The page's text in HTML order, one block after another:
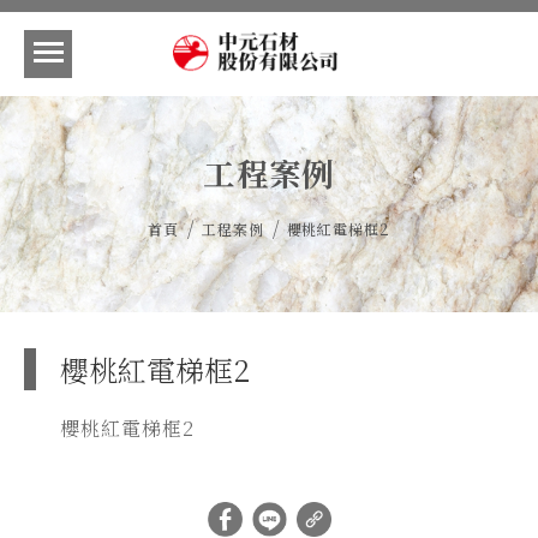
工程案例
首頁 / 工程案例 / 櫻桃紅電梯框2
櫻桃紅電梯框2
櫻桃紅電梯框2